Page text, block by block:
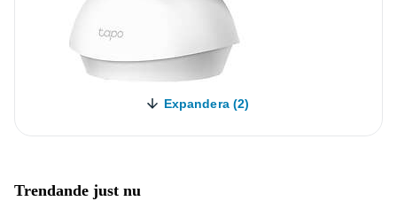
Expandera (2)
Trendande just nu